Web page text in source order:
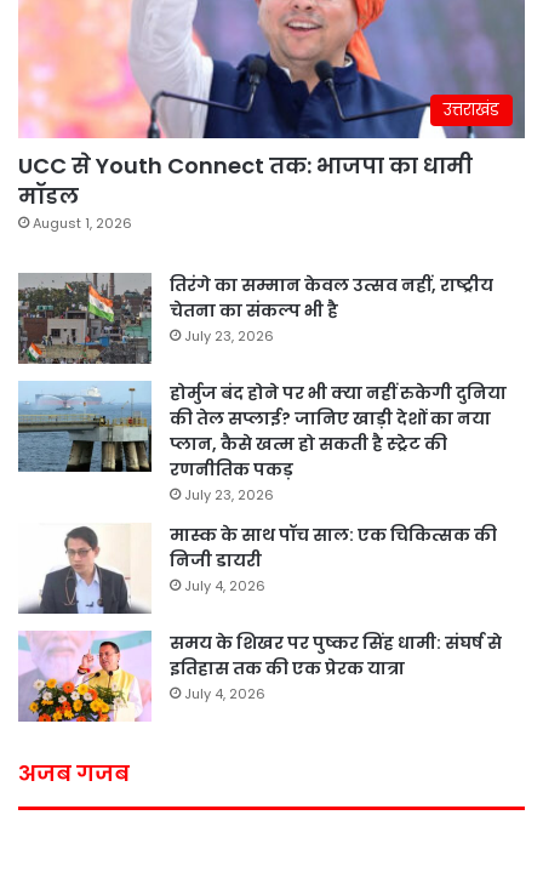
उत्तराखंड
UCC से Youth Connect तक: भाजपा का धामी
मॉडल
August 1, 2026
तिरंगे का सम्मान केवल उत्सव नहीं, राष्ट्रीय
चेतना का संकल्प भी है
July 23, 2026
होर्मुज बंद होने पर भी क्या नहीं रुकेगी दुनिया
की तेल सप्लाई? जानिए खाड़ी देशों का नया
प्लान, कैसे खत्म हो सकती है स्ट्रेट की
रणनीतिक पकड़
July 23, 2026
मास्क के साथ पॉच साल: एक चिकित्सक की
निजी डायरी
July 4, 2026
समय के शिखर पर पुष्कर सिंह धामी: संघर्ष से
इतिहास तक की एक प्रेरक यात्रा
July 4, 2026
अजब गजब